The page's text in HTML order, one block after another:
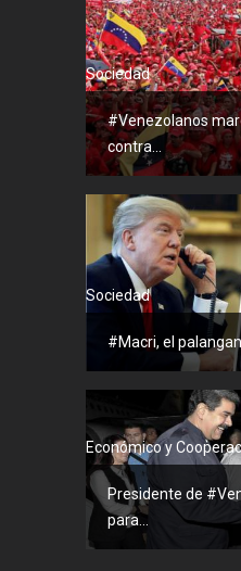
Sociedad
#Venezolanos
contra...
Sociedad
#Macri, el
Económico y
Presidente de
para...